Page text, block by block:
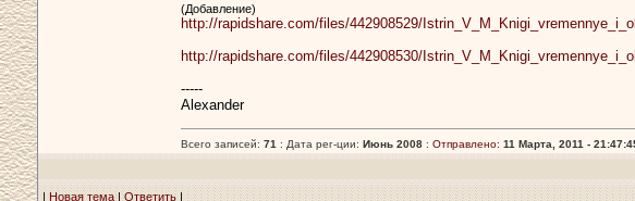
(Добавление)
http://rapidshare.com/files/442908529/
http://rapidshare.com/files/442908530/
-----
Alexander
Всего записей: 71 : Дата рег-ции: Июнь 2008 : Отправлено: 11 Марта, 2011 -
| Новая тема|Ответить |